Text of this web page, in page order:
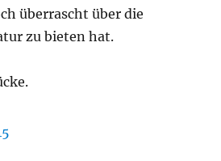
überrascht über die
zu bieten hat.